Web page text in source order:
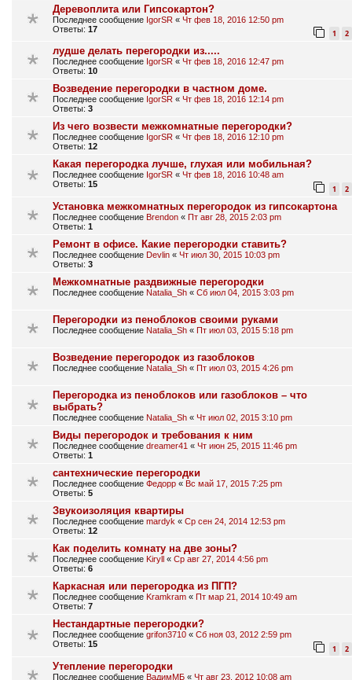
Деревоплита или Гипсокартон?
Последнее сообщение IgorSR « Чт фев 18, 2016 12:50 pm
Ответы: 17 1 2
лудше делать перегородки из.....
Последнее сообщение IgorSR « Чт фев 18, 2016 12:47 pm
Ответы: 10
Возведение перегородки в частном доме.
Последнее сообщение IgorSR « Чт фев 18, 2016 12:14 pm
Ответы: 3
Из чего возвести межкомнатные перегородки?
Последнее сообщение IgorSR « Чт фев 18, 2016 12:10 pm
Ответы: 12
Какая перегородка лучше, глухая или мобильная?
Последнее сообщение IgorSR « Чт фев 18, 2016 10:48 am
Ответы: 15 1 2
Установка межкомнатных перегородок из гипсокартона
Последнее сообщение Brendon « Пт авг 28, 2015 2:03 pm
Ответы: 1
Ремонт в офисе. Какие перегородки ставить?
Последнее сообщение Devlin « Чт июл 30, 2015 10:03 pm
Ответы: 3
Межкомнатные раздвижные перегородки
Последнее сообщение Natalia_Sh « Сб июл 04, 2015 3:03 pm
Перегородки из пеноблоков своими руками
Последнее сообщение Natalia_Sh « Пт июл 03, 2015 5:18 pm
Возведение перегородок из газоблоков
Последнее сообщение Natalia_Sh « Пт июл 03, 2015 4:26 pm
Перегородка из пеноблоков или газоблоков – что
выбрать?
Последнее сообщение Natalia_Sh « Чт июл 02, 2015 3:10 pm
Виды перегородок и требования к ним
Последнее сообщение dreamer41 « Чт июн 25, 2015 11:46 pm
Ответы: 1
сантехнические перегородки
Последнее сообщение Федорр « Вс май 17, 2015 7:25 pm
Ответы: 5
Звукоизоляция квартиры
Последнее сообщение mardyk « Ср сен 24, 2014 12:53 pm
Ответы: 12
Как поделить комнату на две зоны?
Последнее сообщение Kiryll « Ср авг 27, 2014 4:56 pm
Ответы: 6
Каркасная или перегородка из ПГП?
Последнее сообщение Kramkram « Пт мар 21, 2014 10:49 am
Ответы: 7
Нестандартные перегородки?
Последнее сообщение grifon3710 « Сб ноя 03, 2012 2:59 pm
Ответы: 15 1 2
Утепление перегородки
Последнее сообщение ВадимМБ « Чт авг 23, 2012 10:08 am